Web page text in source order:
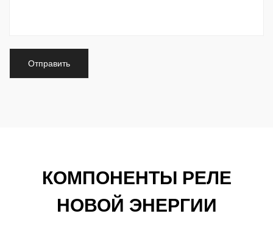
КОМПОНЕНТЫ РЕЛЕ
НОВОЙ ЭНЕРГИИ